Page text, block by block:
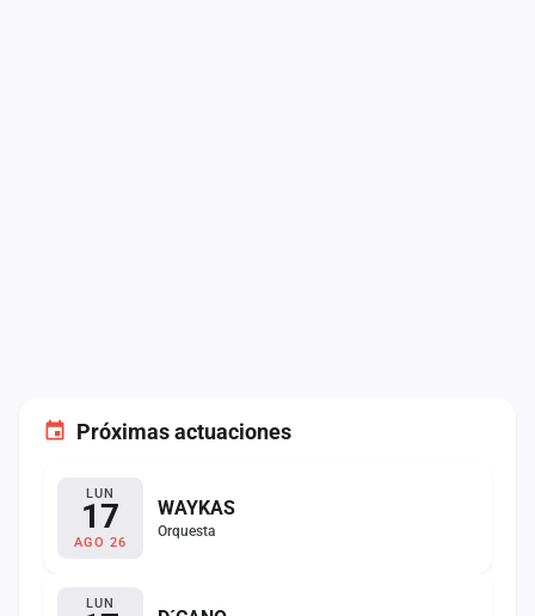
Próximas actuaciones
LUN
17
AGO 26
WAYKAS
Orquesta
LUN